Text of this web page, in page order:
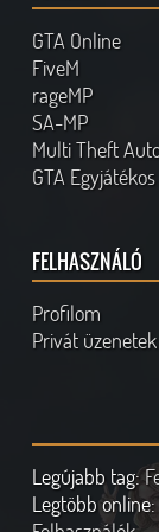
GTA Online
FiveM
rageMP
SA-MP
Multi Theft
GTA Egyjátékos
FELHASZNÁLÓ
Profilom
Privát üzenetek
Legújabb tag:
Legtöbb